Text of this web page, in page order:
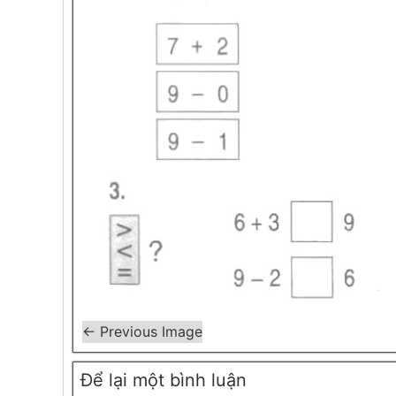
← Previous Image
Để lại một bình luận